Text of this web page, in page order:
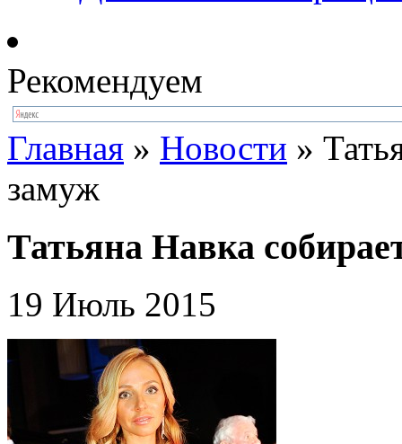
Рекомендуем
Главная » Новости »
замуж
Татьяна Навка
19 Июль 2015